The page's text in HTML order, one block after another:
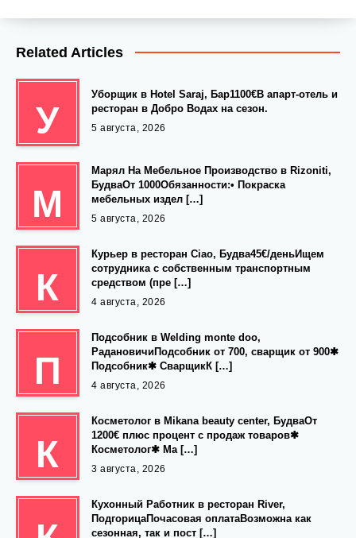
Related Articles
У
Уборщик в Hotel Saraj, Бар1100€В апарт-отель и
ресторан в Добро Водах на сезон.
5 августа, 2026
М
Марял На Мебельное Производство в Rizoniti,
БудваОт 1000Обязанности:• Покраска
мебельных издел […]
5 августа, 2026
К
Курьер в ресторан Ciao, Будва45€/деньИщем
сотрудника с собственным транспортным
средством (пре […]
4 августа, 2026
П
Подсобник в Welding monte doo,
РадановичиПодсобник от 700, сварщик от 900✱
Подсобник✱ СварщикК […]
4 августа, 2026
К
Косметолог в Mikana beauty center, БудваОт
1200€ плюс процент с продаж товаров✱
Косметолог✱ Ма […]
3 августа, 2026
Кухонный Работник в ресторан River,
ПодгорицаПочасовая оплатаВозможна как
сезонная, так и пост […]